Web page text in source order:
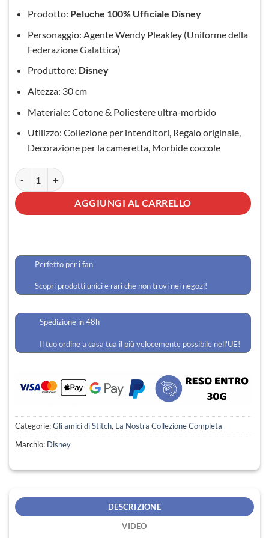
originale
47,90 €.
attuale
39,90 €.
Prodotto: Peluche 100% Ufficiale Disney
Personaggio: Agente Wendy Pleakley (Uniforme della
Federazione Galattica)
Produttore: Disney
Altezza: 30 cm
Materiale: Cotone & Poliestere ultra-morbido
Utilizzo: Collezione per intenditori, Regalo originale,
Decorazione per la cameretta, Morbide coccole
Peluche Pleakley quantità
AGGIUNGI AL CARRELLO
Perfetto per i fan
Scopri prodotti unici e rari che non trovi nei negozi!
Spedizione in 48h
Il tuo ordine a casa tua il più velocemente possibile nell'UE!
Categorie:Gli amici di Stitch, La Nostra Collezione Completa
Marchio: Disney
DESCRIZIONE
VIDEO